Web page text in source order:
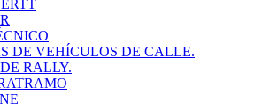
DE VEHÍCULOS DE CALLE.
RALLY.